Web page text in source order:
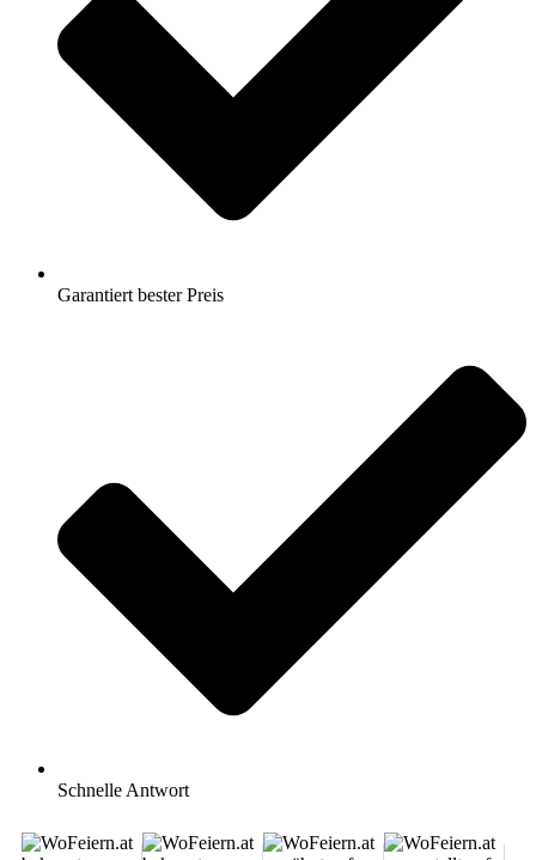
Garantiert bester Preis
Schnelle Antwort